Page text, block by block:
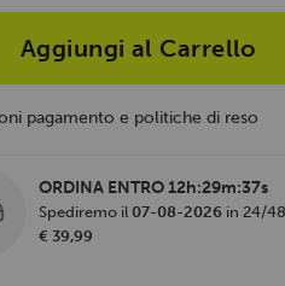
Aggiungi al Carrello
pagamento e politiche di reso
ORDINA ENTRO12h:29m:36s
Spediremo il 07-08-2026 in 24/
€ 39,99